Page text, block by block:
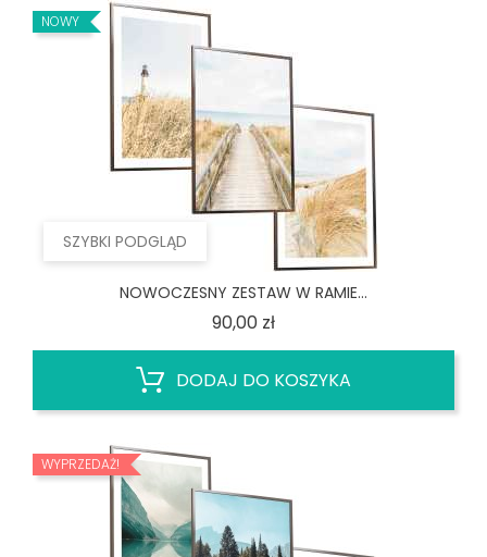
SZYBKI PODGLĄD
NOWY
NOWOCZESNY ZESTAW W RAMIE...
90,00 złCena
DODAJ DO KOSZYKA
WYPRZEDAŻ!